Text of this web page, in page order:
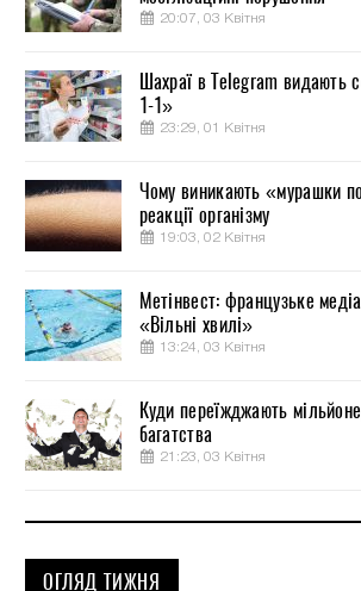
20:07, 03 Квітня
Шахраї в Telegram видають
1-1»
23:29, 01 Квітня
Чому виникають «мурашки
реакції організму
19:03, 02 Квітня
Метінвест: французьке
«Вільні хвилі»
13:24, 03 Квітня
Куди переїжджають
багатства
21:23, 03 Квітня
ОГЛЯД ТИЖНЯ